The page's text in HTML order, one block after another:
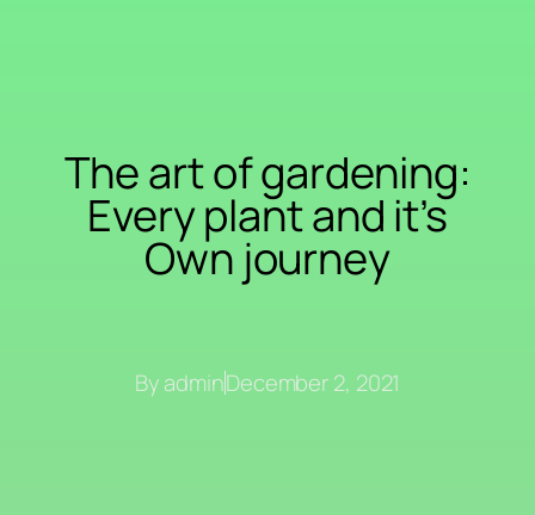
The art of gardening:
Every plant and it’s
Own journey
ByadminDecember 2, 2021